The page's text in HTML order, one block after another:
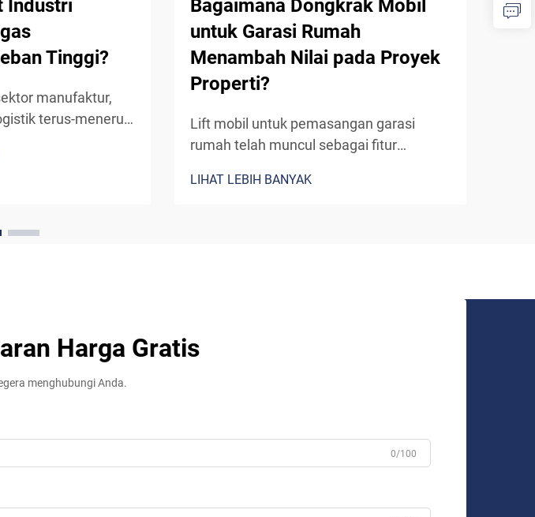
Industri
Tinggi?
manufaktur,
terus-menerus
berat antar
Bagaimana Dongkrak Mobil
untuk Garasi Rumah
Menambah Nilai pada Proyek
Properti?
Lift mobil untuk pemasangan garasi
rumah telah muncul sebagai fitur
meningkatkan nilai properti di pasar real
LIHAT LEBIH BANYAK
Harga Gratis
menghubungi Anda.
0/100